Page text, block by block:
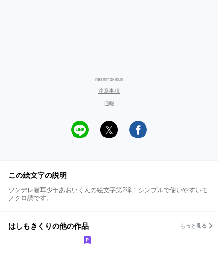
hashimokikuri
注意事項
通報
この絵文字の説明
ツンデレ猫耳少年あおいくんの絵文字第2弾！シンプルで使いやすいモ
ノクロ調です。
はしもきくりの他の作品 もっと見る